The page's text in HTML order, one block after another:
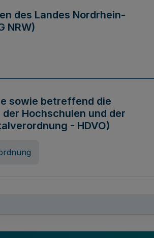
des Landes Nordrhein-
NRW)
sowie betreffend die
Hochschulen und der
- HDVO)
des Landes Nordrhein-